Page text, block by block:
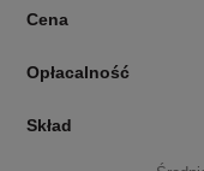
Cena
Opłacalność
Skład